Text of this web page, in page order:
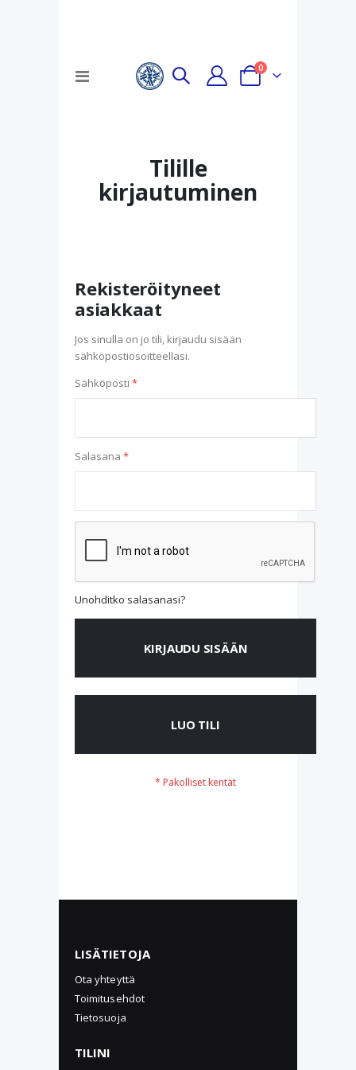
Toggle
Cart
0tuotteet
Tilille
kirjautuminen
Rekisteröityneet
asiakkaat
Jos sinulla on jo tili, kirjaudu sisään
sähköpostiosoitteellasi.
Sähköposti
Salasana
Unohditko salasanasi?
KIRJAUDU SISÄÄN
LUO TILI
LISÄTIETOJA
Ota yhteyttä
Toimitusehdot
Tietosuoja
TILINI